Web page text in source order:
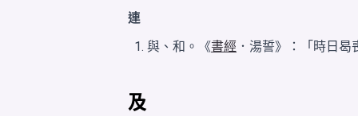
連
與、和。《書經 ．湯誓》：「時日
及